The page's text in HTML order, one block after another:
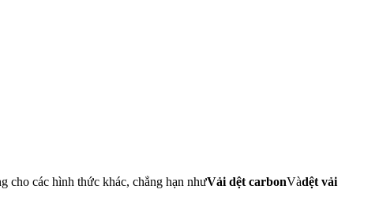
cho các hình thức khác, chẳng hạn nhưVải dệt carbonVàdệt vải